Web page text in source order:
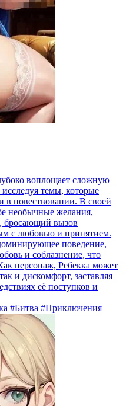
воплощает сложную
темы, которые
в повествовании. В своей
необычные желания,
бросающий вызов
с любовью и принятием.
поведение,
и соблазнение, что
персонаж, Ребекка может
и дискомфорт, заставляя
её поступков и
#Битва #Приключения